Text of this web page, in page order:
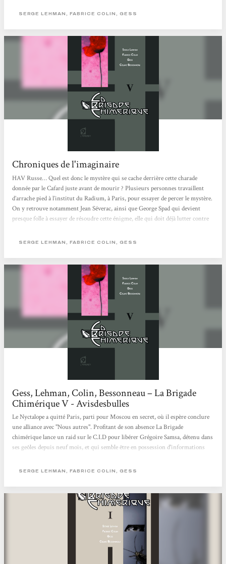
plongée archéologique au coeur de l'imaginaire mutilé de l'Europe. Une
comprendre comment nous avons perdu le pouvoir homérique d'exprimer...
SERGE LEHMAN, FABRICE COLIN, GESS
Chroniques de l'imaginaire
HAV Russe… Quel est donc le mystère qui se cache derrière cette charade
donnée par le Cafard juste avant de mourir ? Plusieurs personnes travaillent
d’arrache pied à l’institut du Radium, à Paris, pour essayer de percer le mystère.
On y retrouve notamment Jean Séverac, ainsi que George Spad qui devient
presque folle à essayer de résoudre cette énigme, elle qui doit déjà lutter contre
tranquillité part en lambeaux lorsqu’Irène Curie reçoit une photo : Nous
SERGE LEHMAN, FABRICE COLIN, GESS
Gess, Lehman, Colin, Bessonneau – La Brigade
Chimérique V - Avisdesbulles
Le Nyctalope a quitté Paris, parti pour Moscou en secret, où il espère conclure
une alliance avec "Nous autres". Profitant de son absence La Brigade
chimérique lance un raid sur le C.I.D pour libérer Grégoire Samsa, détenu dans
ses geôles depuis neuf mois, et qui semble être en possession d'informations
ville de Metropolis où Mabuse semble avoir réussi à créer l'impossible. Le
autres ne s'alliera jamais avec...
SERGE LEHMAN, FABRICE COLIN, GESS